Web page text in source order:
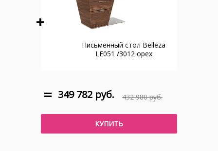
Письменный стол Belleza
LE051 /3012 орех
432 980 руб.
349 782 руб.
КУПИТЬ